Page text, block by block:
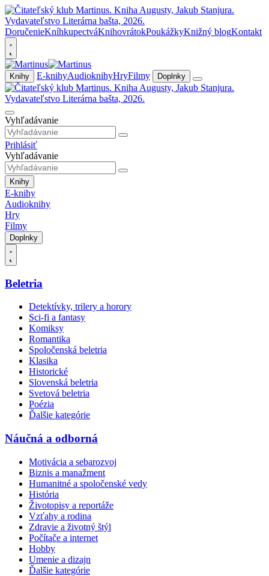
DoručenieKníhkupectváKnihovrátokPoukážkyKnižný blogKontakt
Knihy E-knihyAudioknihyHryFilmy Doplnky
Vyhľadávanie
Prihlásiť
Vyhľadávanie
Knihy
E-knihy
Audioknihy
Hry
Filmy
Doplnky
Beletria
Detektívky, trilery a horory
Sci-fi a fantasy
Komiksy
Romantika
Spoločenská beletria
Klasika
Historické
Slovenská beletria
Svetová beletria
Poézia
Ďalšie kategórie
Náučná a odborná
Motivácia a sebarozvoj
Biznis a manažment
Humanitné a spoločenské vedy
História
Životopisy a reportáže
Vzťahy a rodina
Zdravie a životný štýl
Počítače a internet
Hobby
Umenie a dizajn
Ďalšie kategórie